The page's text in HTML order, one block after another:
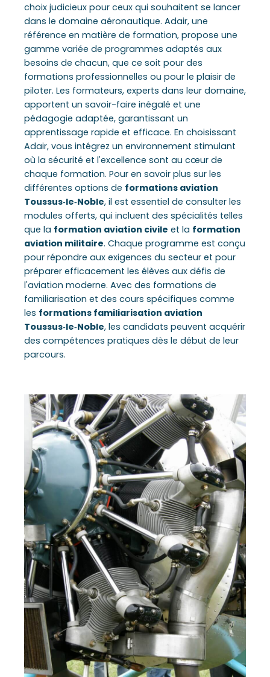
choix judicieux pour ceux qui souhaitent se lancer
dans le domaine aéronautique. Adair, une
référence en matière de formation, propose une
gamme variée de programmes adaptés aux
besoins de chacun, que ce soit pour des
formations professionnelles ou pour le plaisir de
piloter. Les formateurs, experts dans leur domaine,
apportent un savoir-faire inégalé et une
pédagogie adaptée, garantissant un
apprentissage rapide et efficace. En choisissant
Adair, vous intégrez un environnement stimulant
où la sécurité et l'excellence sont au cœur de
chaque formation. Pour en savoir plus sur les
différentes options de formations aviation
Toussus‑le‑Noble, il est essentiel de consulter les
modules offerts, qui incluent des spécialités telles
que la formation aviation civile et la formation
aviation militaire. Chaque programme est conçu
pour répondre aux exigences du secteur et pour
préparer efficacement les élèves aux défis de
l'aviation moderne. Avec des formations de
familiarisation et des cours spécifiques comme
les formations familiarisation aviation
Toussus‑le‑Noble, les candidats peuvent acquérir
des compétences pratiques dès le début de leur
parcours.